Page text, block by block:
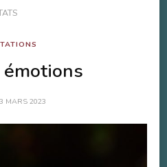
3 MARS 2023